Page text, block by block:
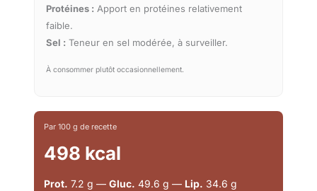
Protéines : Apport en protéines relativement
faible.
Sel : Teneur en sel modérée, à surveiller.
À consommer plutôt occasionnellement.
Par 100 g de recette
498 kcal
Prot. 7.2 g — Gluc. 49.6 g — Lip. 34.6 g